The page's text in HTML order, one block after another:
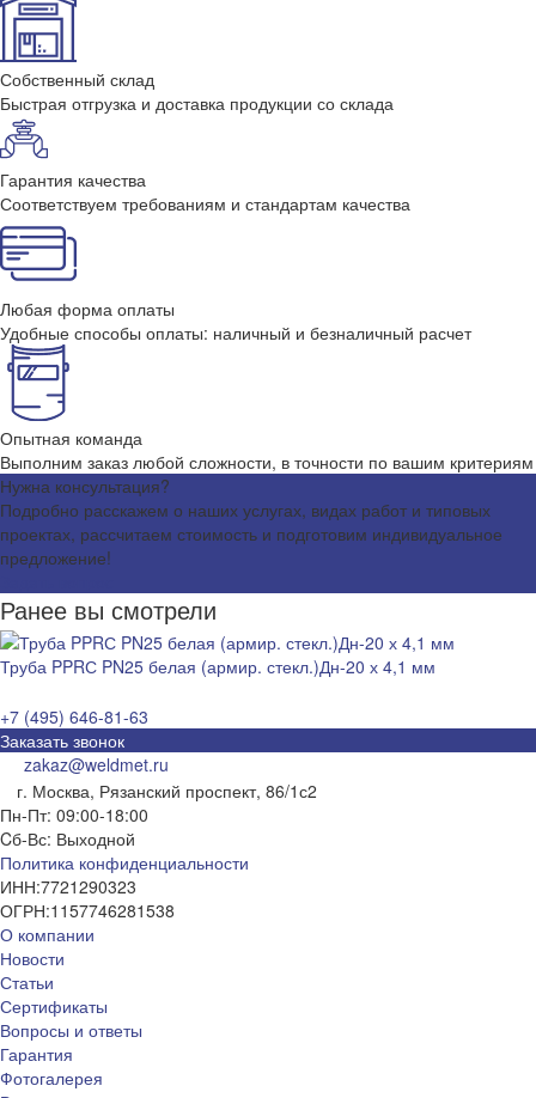
Собственный склад
Быстрая отгрузка и доставка продукции со склада
Гарантия качества
Соответствуем требованиям и стандартам качества
Любая форма оплаты
Удобные способы оплаты: наличный и безналичный расчет
Опытная команда
Выполним заказ любой сложности, в точности по вашим критериям
Нужна консультация?
Подробно расскажем о наших услугах, видах работ и типовых
проектах, рассчитаем стоимость и подготовим индивидуальное
предложение!
Ранее вы смотрели
Труба PPRС PN25 белая (армир. стекл.)Дн-20 х 4,1 мм
+7 (495) 646-81-63
Заказать звонок
zakaz@weldmet.ru
г. Москва, Рязанский проспект, 86/1с2
Пн-Пт: 09:00-18:00
Cб-Вс: Выходной
Политика конфиденциальности
ИНН:7721290323
ОГРН:1157746281538
О компании
Новости
Статьи
Сертификаты
Вопросы и ответы
Гарантия
Фотогалерея